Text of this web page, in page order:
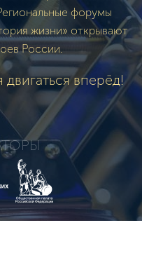
форумы
жизни» открывают
России.
вперёд!